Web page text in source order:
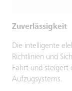
Zuverlässigkeit
Die intelligente
Richtlinien und
Fahrt und steigert
Aufzugsystems.